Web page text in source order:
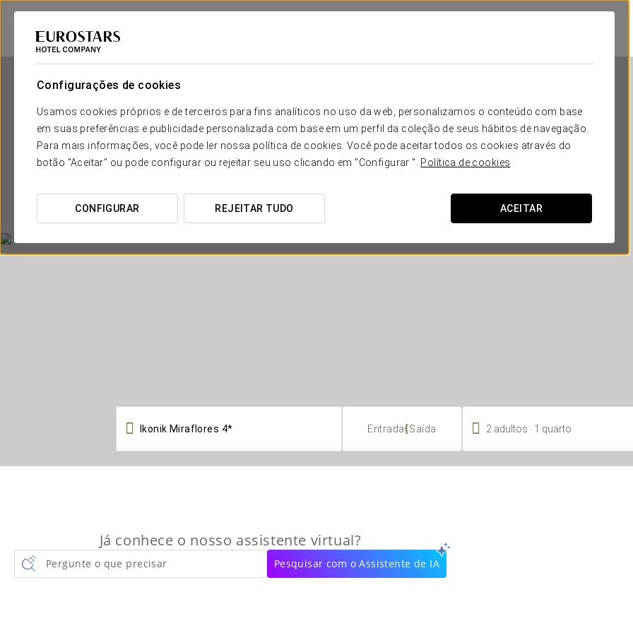
Configurações de cookies
Usamos cookies próprios e de terceiros para fins analíticos no uso da web, personalizamos o conteúdo com base
em suas preferências e publicidade personalizada com base em um perfil da coleção de seus hábitos de navegação.
Para mais informações, você pode ler nossa política de cookies. Você pode aceitar todos os cookies através do
botão "Aceitar" ou pode configurar ou rejeitar seu uso clicando em "Configurar ". Política de cookies
CONFIGURAR REJEITAR TUDO ACEITAR
Ikonik Miraflores
LIMA
 Entrada{Saída  2 adultos 1 quarto
Já conhece o nosso assistente virtual?
Pergunte o que precisar Pesquisar com o Assistente de IA